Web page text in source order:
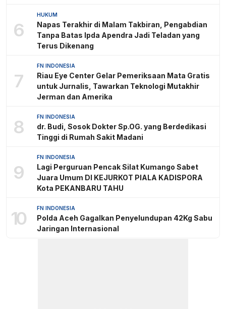
6
HUKUM
Napas Terakhir di Malam Takbiran, Pengabdian
Tanpa Batas Ipda Apendra Jadi Teladan yang
Terus Dikenang
7
FN INDONESIA
Riau Eye Center Gelar Pemeriksaan Mata Gratis
untuk Jurnalis, Tawarkan Teknologi Mutakhir
Jerman dan Amerika
8 FN INDONESIA
dr. Budi, Sosok Dokter Sp.OG. yang Berdedikasi
Tinggi di Rumah Sakit Madani
9
FN INDONESIA
Lagi Perguruan Pencak Silat Kumango Sabet
Juara Umum DI KEJURKOT PIALA KADISPORA
Kota PEKANBARU TAHU
10 FN INDONESIA
Polda Aceh Gagalkan Penyelundupan 42Kg Sabu
Jaringan Internasional